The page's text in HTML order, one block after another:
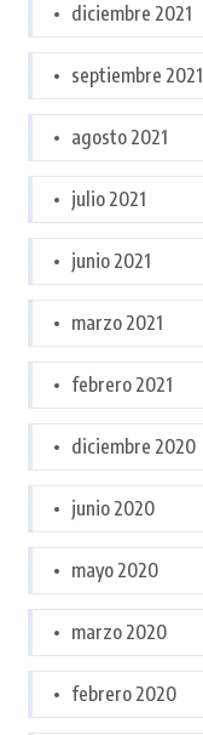
diciembre 2021
septiembre 2021
agosto 2021
julio 2021
junio 2021
marzo 2021
febrero 2021
diciembre 2020
junio 2020
mayo 2020
marzo 2020
febrero 2020